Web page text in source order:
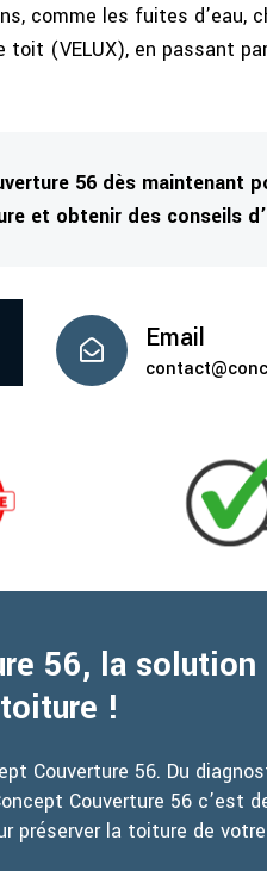
comme les fuites d’eau,
toit (VELUX), en passant
56 dès maintenant
et obtenir des conseils
 Email
56, la solution
!
Couverture 56. Du
Couverture 56 c’est
préserver la toiture de